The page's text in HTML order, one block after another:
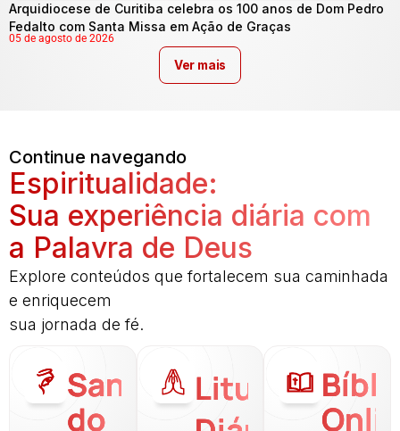
Arquidiocese de Curitiba celebra os 100 anos de Dom Pedro
Fedalto com Santa Missa em Ação de Graças
05 de agosto de 2026
Ver mais
Continue navegando
Espiritualidade:
Sua experiência diária com
a Palavra de Deus
Explore conteúdos que fortalecem sua caminhada
e enriquecem
sua jornada de fé.
Santo
do
Liturgia